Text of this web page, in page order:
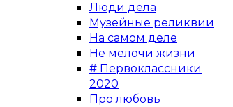
Люди дела
Музейные реликвии
На самом деле
Не мелочи жизни
# Первоклассники
2020
Про любовь